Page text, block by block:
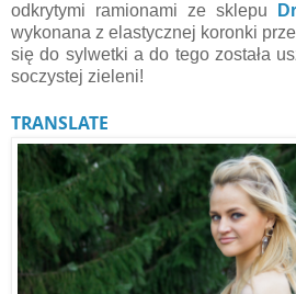
odkrytymi ramionami ze sklepu
wykonana z elastycznej koronki
się do sylwetki a do tego została
soczystej zieleni!
TRANSLATE